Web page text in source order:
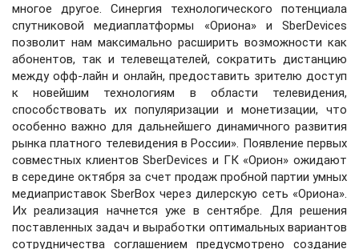
многое другое. Синергия технологического потенциала
спутниковой медиаплатформы «Ориона» и SberDevices
позволит нам максимально расширить возможности как
абонентов, так и телевещателей, сократить дистанцию
между офф-лайн и онлайн, предоставить зрителю доступ
к новейшим технологиям в области телевидения,
способствовать их популяризации и монетизации, что
особенно важно для дальнейшего динамичного развития
рынка платного телевидения в России». Появление первых
совместных клиентов SberDevices и ГК «Орион» ожидают
в середине октября за счет продаж пробной партии умных
медиаприставок SberBox через дилерскую сеть «Ориона».
Их реализация начнется уже в сентябре. Для решения
поставленных задач и выработки оптимальных вариантов
сотрудничества соглашением предусмотрено создание